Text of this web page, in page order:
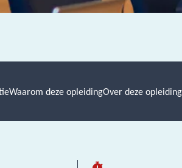
Waarom deze opleidingOver deze opleiding